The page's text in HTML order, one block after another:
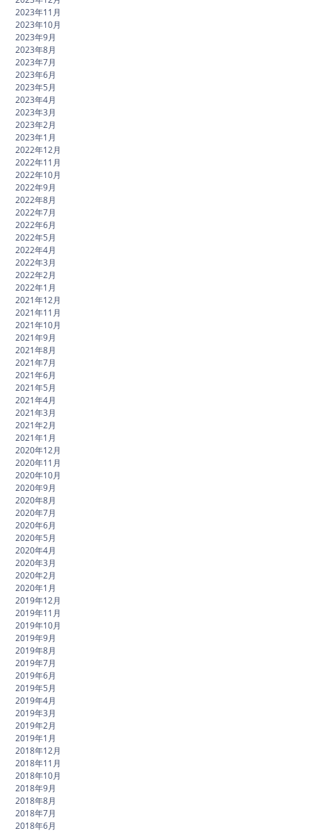
2023年11月
2023年10月
2023年9月
2023年8月
2023年7月
2023年6月
2023年5月
2023年4月
2023年3月
2023年2月
2023年1月
2022年12月
2022年11月
2022年10月
2022年9月
2022年8月
2022年7月
2022年6月
2022年5月
2022年4月
2022年3月
2022年2月
2022年1月
2021年12月
2021年11月
2021年10月
2021年9月
2021年8月
2021年7月
2021年6月
2021年5月
2021年4月
2021年3月
2021年2月
2021年1月
2020年12月
2020年11月
2020年10月
2020年9月
2020年8月
2020年7月
2020年6月
2020年5月
2020年4月
2020年3月
2020年2月
2020年1月
2019年12月
2019年11月
2019年10月
2019年9月
2019年8月
2019年7月
2019年6月
2019年5月
2019年4月
2019年3月
2019年2月
2019年1月
2018年12月
2018年11月
2018年10月
2018年9月
2018年8月
2018年7月
2018年6月